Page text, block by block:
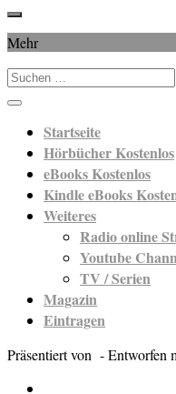
Mehr
Suchen
nach:
Startseite
Hörbücher Kostenlos
eBooks Kostenlos
Kindle eBooks
Weiteres
Radio online
Youtube
TV / Serien
Magazin
Eintragen
Präsentiert von - Entworfen